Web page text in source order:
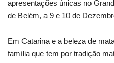
apresentações únicas no
de Belém, a 9 e 10 de
Em Catarina e a beleza de
família que tem por tradição